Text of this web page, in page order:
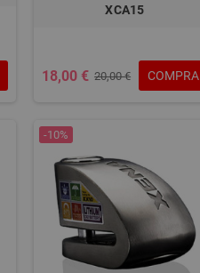
XCA15
18,00 € 20,00 € COMPRA
-10%